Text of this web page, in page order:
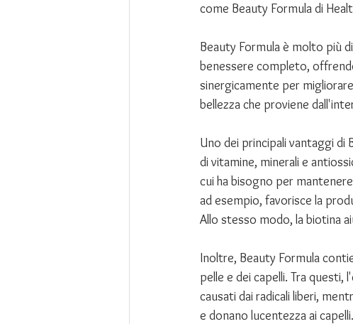
come Beauty Formula di
Beauty Formula è molto più
benessere completo,
sinergicamente per
bellezza che proviene
Uno dei principali vantaggi di
di vitamine, minerali e
cui ha bisogno per
ad esempio, favorisce la
Allo stesso modo, la biotina
Inoltre, Beauty Formula
pelle e dei capelli. Tra
causati dai radicali liberi,
e donano lucentezza ai capelli.